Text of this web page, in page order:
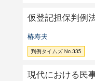
仮登記担保判例
椿寿夫
判例タイムズ No.335
現代における民